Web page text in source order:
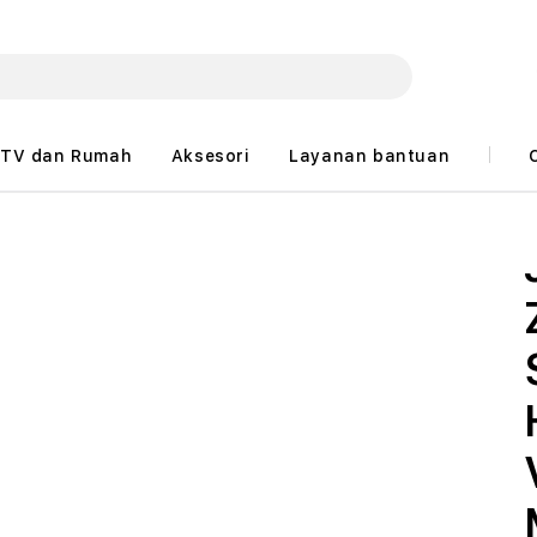
TV dan Rumah Aksesori Layanan bantuan